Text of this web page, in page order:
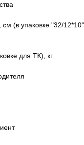
см (в упаковке "32/
для ТК), кг